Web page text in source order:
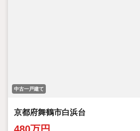
中古一戸建て
京都府舞鶴市白浜台